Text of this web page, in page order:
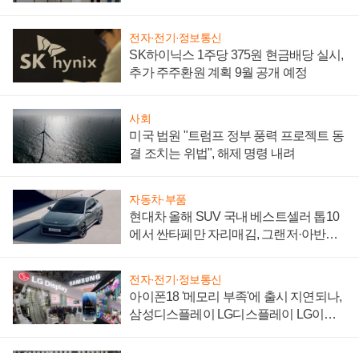
전자·전기·정보통신
SK하이닉스 1주당 375원 현금배당 실시,
추가 주주환원 계획 9월 공개 예정
사회
미국 법원 "트럼프 정부 풍력 프로젝트 동
결 조치는 위법", 해제 명령 내려
자동차·부품
현대차 올해 SUV 국내 베스트셀러 톱10
에서 싼타페만 자리매김, 그랜저·아반떼
전자·전기·정보통신
아이폰18 '메모리 부족'에 출시 지연되나,
삼성디스플레이 LG디스플레이 LG이노